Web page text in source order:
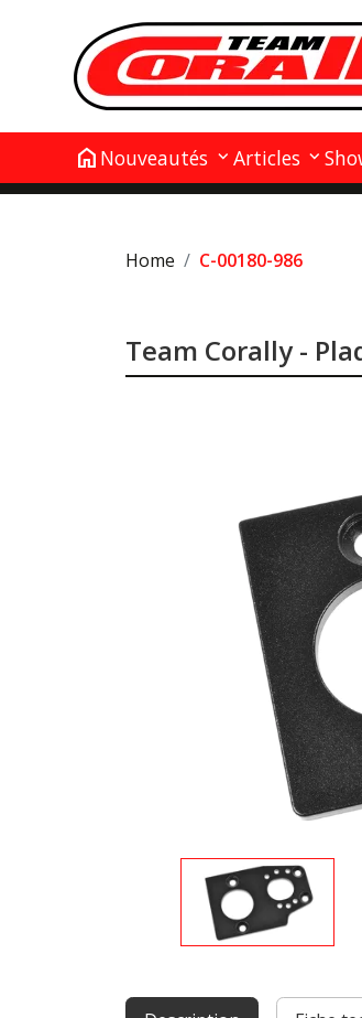
home Nouveautés Articles
Home C-00180-986
Team Corally -